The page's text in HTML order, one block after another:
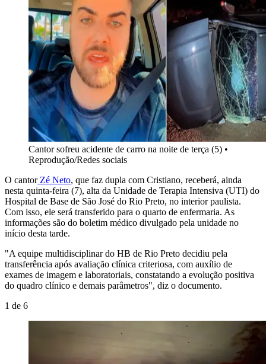
Cantor sofreu acidente de carro na noite de terça (5) •
Reprodução/Redes sociais
O cantorZé Neto, que faz dupla com Cristiano, receberá, ainda
nesta quinta-feira (7), alta da Unidade de Terapia Intensiva (UTI) do
Hospital de Base de São José do Rio Preto, no interior paulista.
Com isso, ele será transferido para o quarto de enfermaria. As
informações são do boletim médico divulgado pela unidade no
início desta tarde.
"A equipe multidisciplinar do HB de Rio Preto decidiu pela
transferência após avaliação clínica criteriosa, com auxílio de
exames de imagem e laboratoriais, constatando a evolução positiva
do quadro clínico e demais parâmetros", diz o documento.
1 de 6